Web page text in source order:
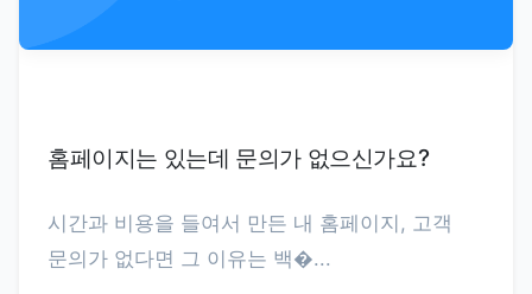
홈페이지는 있는데 문의가 없으신가요?
시간과 비용을 들여서 만든 내 홈페이지, 고객
문의가 없다면 그 이유는 백�...